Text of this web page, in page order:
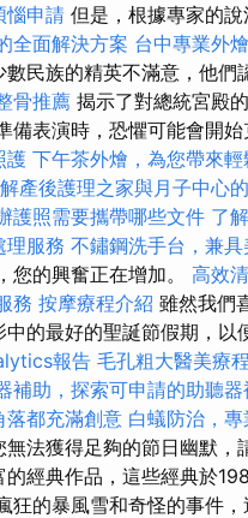
惱申請 但是，根據專家的
全面解決方案 台中專業外
民族的精英不滿意，他
骨推薦 揭示了對總統宮殿
備表演時，恐懼可能會開始
護 下午茶外燴，為您帶來
產後護理之家與月子中心
護照需要攜帶哪些文件 了
理服務 不鏽鋼洗手台，兼
您的興奮正在增加。 高效
務 按摩療程介紹 雖然我們
的最好的聖誕節假期，以
報告 毛孔粗大醫美療
補助，探索可申請的助聽
落都充滿創意 白蟻防治，
法獲得足夠的節日幽默，
經典作品，這些經典於
狂的暴風雪和奇怪的事件